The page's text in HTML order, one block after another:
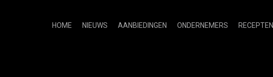
HOME NIEUWS AANBIEDINGEN ONDERNEMERS RECEPTEN